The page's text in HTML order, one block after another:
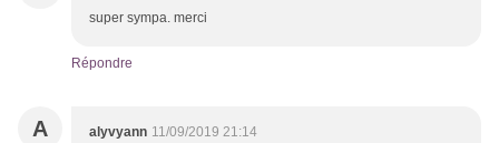
super sympa. merci
Répondre
A alyvyann 11/09/2019 21:14